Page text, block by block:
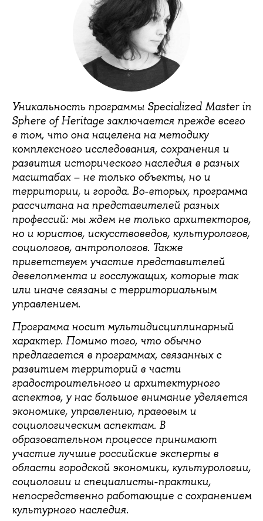
Уникальность программы Specialized Master in
Sphere of Heritage заключается прежде всего
в том, что она нацелена на методику
комплексного исследования, сохранения и
развития исторического наследия в разных
масштабах – не только объекты, но и
территории, и города. Во-вторых, программа
рассчитана на представителей разных
профессий: мы ждем не только архитекторов,
но и юристов, искусствоведов, культурологов,
социологов, антропологов. Также
приветствуем участие представителей
девелопмента и госслужащих, которые так
или иначе связаны с территориальным
управлением.
Программа носит мультидисциплинарный
характер. Помимо того, что обычно
предлагается в программах, связанных с
развитием территорий в части
градостроительного и архитектурного
аспектов, у нас большое внимание уделяется
экономике, управлению, правовым и
социологическим аспектам. В
образовательном процессе принимают
участие лучшие российские эксперты в
области городской экономики, культурологии,
социологии и специалисты-практики,
непосредственно работающие с сохранением
культурного наследия.